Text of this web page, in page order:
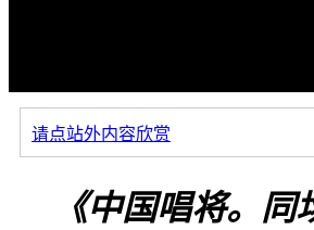
请点站外内容欣赏
《中国唱将。同